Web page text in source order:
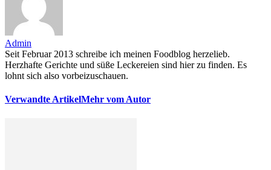
Admin
Seit Februar 2013 schreibe ich meinen Foodblog herzelieb.
Herzhafte Gerichte und süße Leckereien sind hier zu finden. Es
lohnt sich also vorbeizuschauen.
Verwandte ArtikelMehr vom Autor